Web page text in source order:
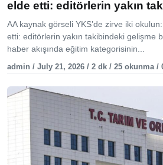
elde etti: editörlerin yakın
AA kaynak görseli YKS’de zirve iki
etti: editörlerin yakın takibindeki gelişme
haber akışında eğitim kategorisinin...
admin / July 21, 2026 / 2 dk / 25 okunma /